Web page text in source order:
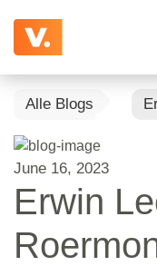
Alle Blogs
June 16, 2023
Erwin